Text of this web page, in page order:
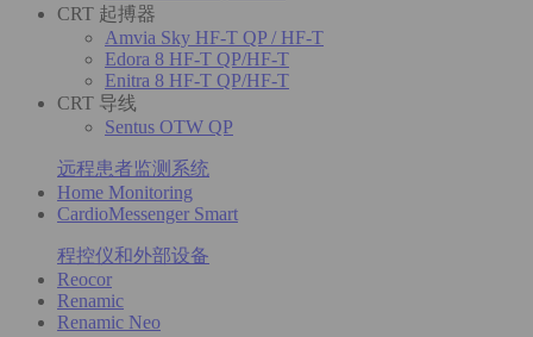
CRT 起搏器
Amvia Sky HF-T QP / HF-T
Edora 8 HF-T QP/HF-T
Enitra 8 HF-T QP/HF-T
CRT 导线
Sentus OTW QP
远程患者监测系统
Home Monitoring
CardioMessenger Smart
程控仪和外部设备
Reocor
Renamic
Renamic Neo